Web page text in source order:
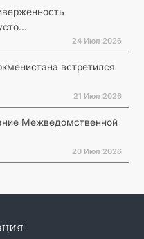
24 Июл 2026
встретился
21 Июл 2026
Межведомственной
20 Июл 2026